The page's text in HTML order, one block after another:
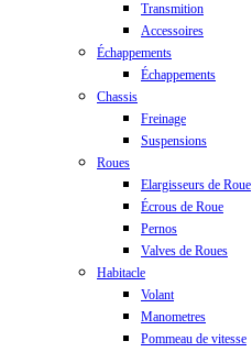
Transmition
Accessoires
Échappements
Échappements
Chassis
Freinage
Suspensions
Roues
Elargisseurs de Roue
Écrous de Roue
Pernos
Valves de Roues
Habitacle
Volant
Manometres
Pommeau de vitesse